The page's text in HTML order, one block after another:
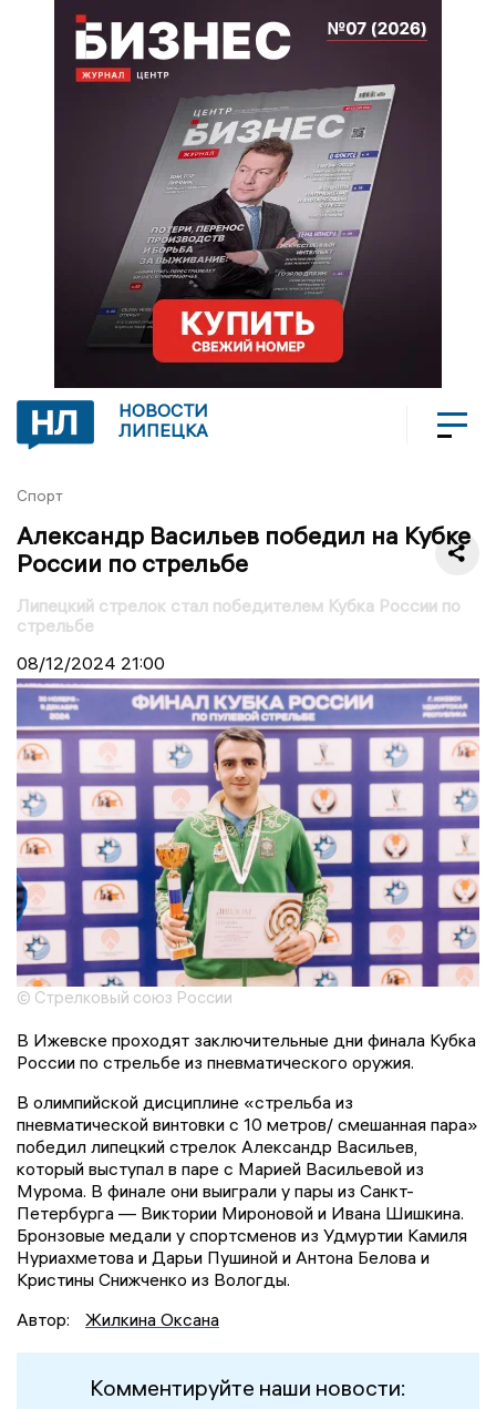
НОВОСТИ
ЛИПЕЦКА
Спорт
Александр Васильев победил на Кубке
России по стрельбе
Липецкий стрелок стал победителем Кубка России по
стрельбе
08/12/2024 21:00
© Стрелковый союз России
В Ижевске проходят заключительные дни финала Кубка
России по стрельбе из пневматического оружия.
В олимпийской дисциплине «стрельба из
пневматической винтовки с 10 метров/ смешанная пара»
победил липецкий стрелок Александр Васильев,
который выступал в паре с Марией Васильевой из
Мурома. В финале они выиграли у пары из Санкт-
Петербурга — Виктории Мироновой и Ивана Шишкина.
Бронзовые медали у спортсменов из Удмуртии Камиля
Нуриахметова и Дарьи Пушиной и Антона Белова и
Кристины Снижченко из Вологды.
Автор:
Жилкина Оксана
Комментируйте наши новости: